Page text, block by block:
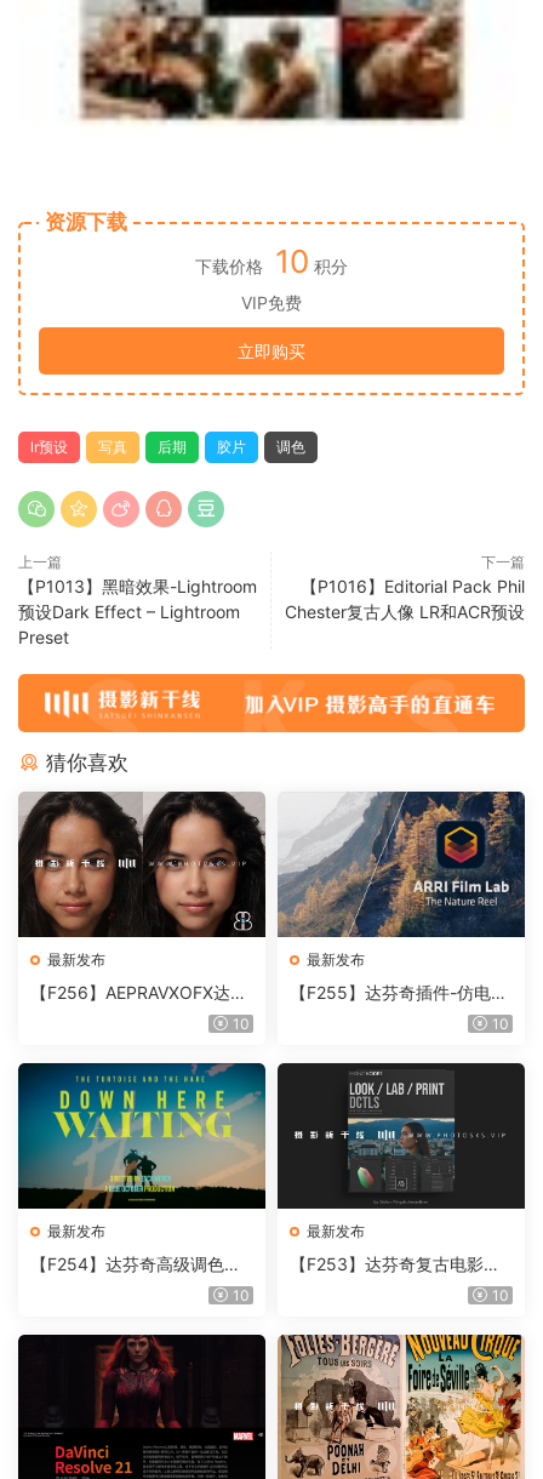
资源下载
下载价格 10 积分
VIP免费
立即购买
lr预设 写真 后期 胶片 调色
上一篇
【P1013】黑暗效果-Lightroom
预设Dark Effect – Lightroom
Preset
下一篇
【P1016】Editorial Pack Phil
Chester复古人像 LR和ACR预设
猜你喜欢
最新发布
【F256】AEPRAVXOFX达芬
奇视频人像磨皮润肤美颜插件
10
最新发布
【F255】达芬奇插件-仿电影
胶片视频调色插件 ARRI Film
10
最新发布
【F254】达芬奇高级调色插
件 Contour V2.2.2 WinMac10
最新发布
【F253】达芬奇复古电影胶
片质感DCTL节点调色预设 M
T V4.0
10